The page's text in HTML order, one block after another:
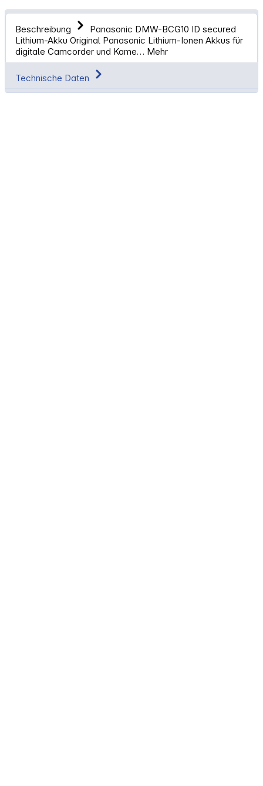
Beschreibung
Panasonic DMW-BCG10 ID secured
Lithium-Akku Original Panasonic Lithium-Ionen Akkus für
digitale Camcorder und Kame… Mehr
Technische Daten